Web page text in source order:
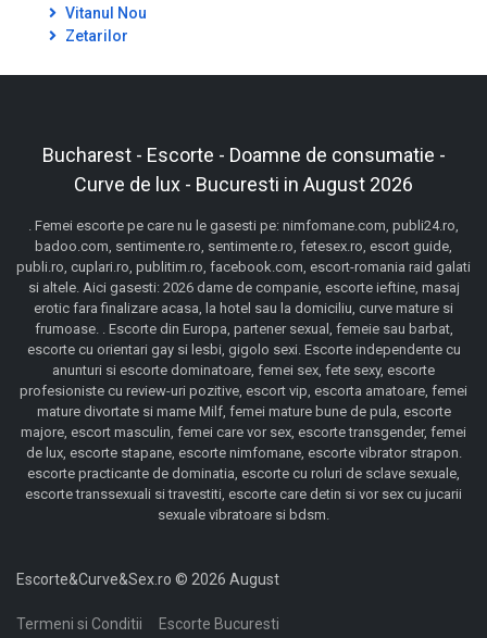
Vitanul Nou
Zetarilor
Bucharest - Escorte - Doamne de consumatie -
Curve de lux - Bucuresti in August 2026
. Femei escorte pe care nu le gasesti pe: nimfomane.com, publi24.ro,
badoo.com, sentimente.ro, sentimente.ro, fetesex.ro, escort guide,
publi.ro, cuplari.ro, publitim.ro, facebook.com, escort-romania raid galati
si altele. Aici gasesti: 2026 dame de companie, escorte ieftine, masaj
erotic fara finalizare acasa, la hotel sau la domiciliu, curve mature si
frumoase. . Escorte din Europa, partener sexual, femeie sau barbat,
escorte cu orientari gay si lesbi, gigolo sexi. Escorte independente cu
anunturi si escorte dominatoare, femei sex, fete sexy, escorte
profesioniste cu review-uri pozitive, escort vip, escorta amatoare, femei
mature divortate si mame Milf, femei mature bune de pula, escorte
majore, escort masculin, femei care vor sex, escorte transgender, femei
de lux, escorte stapane, escorte nimfomane, escorte vibrator strapon.
escorte practicante de dominatia, escorte cu roluri de sclave sexuale,
escorte transsexuali si travestiti, escorte care detin si vor sex cu jucarii
sexuale vibratoare si bdsm.
Escorte&Curve&Sex.ro © 2026 August
Termeni si Conditii Escorte Bucuresti